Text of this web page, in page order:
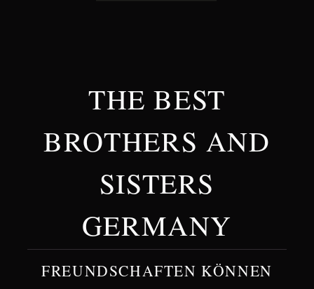
THE BEST
BROTHERS AND
SISTERS
GERMANY
FREUNDSCHAFTEN KÖNNEN